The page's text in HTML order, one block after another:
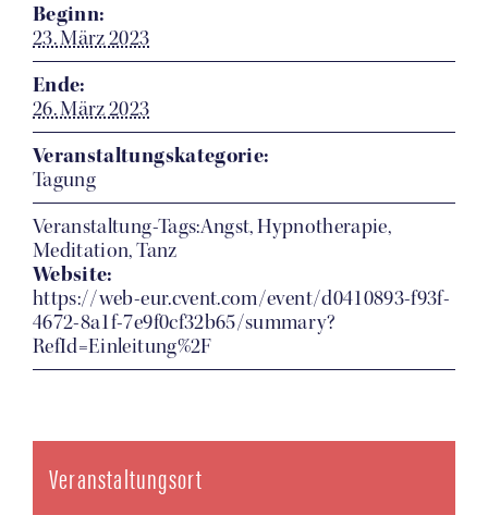
Beginn:
23. März 2023
Ende:
26. März 2023
Veranstaltungskategorie:
Tagung
Veranstaltung-Tags:Angst, Hypnotherapie,
Meditation, Tanz
Website:
https://web-eur.cvent.com/event/d0410893-f93f-
4672-8a1f-7e9f0cf32b65/summary?
RefId=Einleitung%2F
Veranstaltungsort